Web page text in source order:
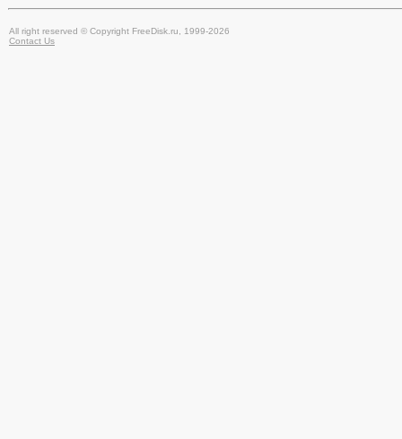
All right reserved © Copyright FreeDisk.ru, 1999-2026
Contact Us